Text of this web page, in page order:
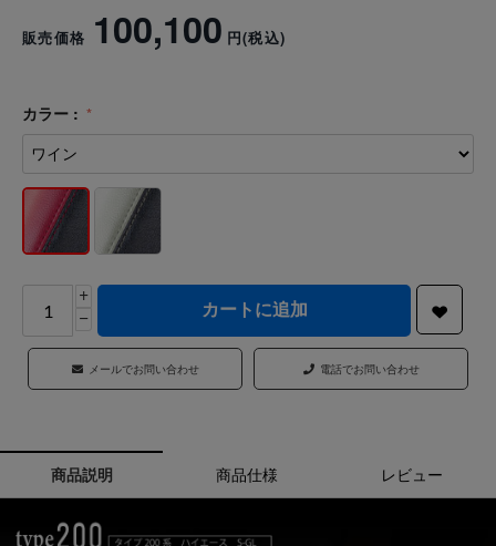
販売価格 100,100 円(税込)
カラー :
+
−
カートに追加
メールでお問い合わせ 電話でお問い合わせ
商品説明 商品仕様 レビュー